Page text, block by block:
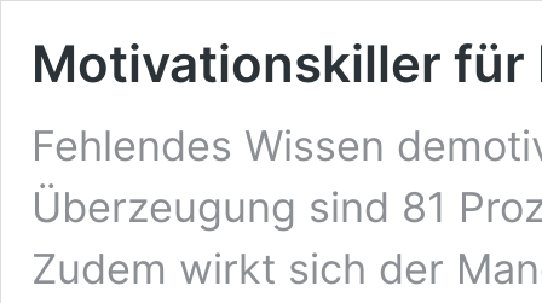
Motivationskiller
Fehlendes Wissen
Überzeugung sind 81
Zudem wirkt sich der